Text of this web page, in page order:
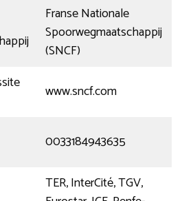
Franse Nationale
Spoorwegmaatschappij
(SNCF)
www.sncf.com
0033184943635
TER, InterCité, TGV,